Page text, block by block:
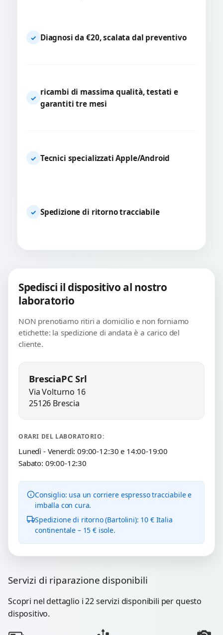
✓ Diagnosi da €20, scalata dal preventivo
✓
ricambi di massima qualità, testati e
garantiti tre mesi
✓ Tecnici specializzati Apple/Android
✓ Spedizione di ritorno tracciabile
Spedisci il dispositivo al nostro
laboratorio
NON prenotiamo ritiri a domicilio e non forniamo
etichette: la spedizione di andata è a carico del
cliente.
BresciaPC Srl
Via Volturno 16
25126 Brescia
ORARI DEL LABORATORIO:
Lunedì - Venerdì: 09:00-12:30 e 14:00-19:00
Sabato: 09:00-12:30
Consiglio: usa un corriere espresso tracciabile e
imballa con cura.
Spedizione di ritorno (Bartolini): 10 € Italia
continentale – 15 € isole.
Servizi di riparazione disponibili
Scopri nel dettaglio i 22 servizi disponibili per questo
dispositivo.